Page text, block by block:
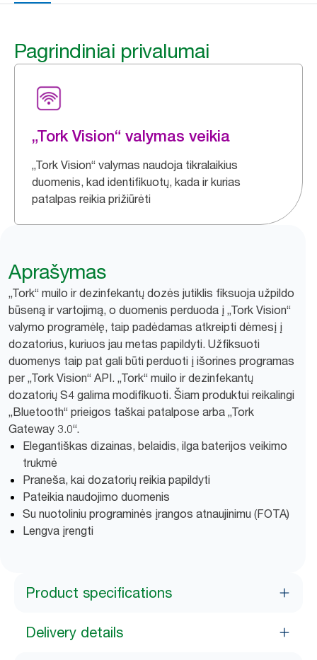
Pagrindiniai privalumai
„Tork Vision“ valymas veikia
„Tork Vision“ valymas naudoja tikralaikius
duomenis, kad identifikuotų, kada ir kurias
patalpas reikia prižiūrėti
Aprašymas
„Tork“ muilo ir dezinfekantų dozės jutiklis fiksuoja užpildo
būseną ir vartojimą, o duomenis perduoda į „Tork Vision“
valymo programėlę, taip padėdamas atkreipti dėmesį į
dozatorius, kuriuos jau metas papildyti. Užfiksuoti
duomenys taip pat gali būti perduoti į išorines programas
per „Tork Vision“ API. „Tork“ muilo ir dezinfekantų
dozatorių S4 galima modifikuoti. Šiam produktui reikalingi
„Bluetooth“ prieigos taškai patalpose arba „Tork
Gateway 3.0“.
Elegantiškas dizainas, belaidis, ilga baterijos veikimo
trukmė
Praneša, kai dozatorių reikia papildyti
Pateikia naudojimo duomenis
Su nuotoliniu programinės įrangos atnaujinimu (FOTA)
Lengva įrengti
Product specifications
Delivery details